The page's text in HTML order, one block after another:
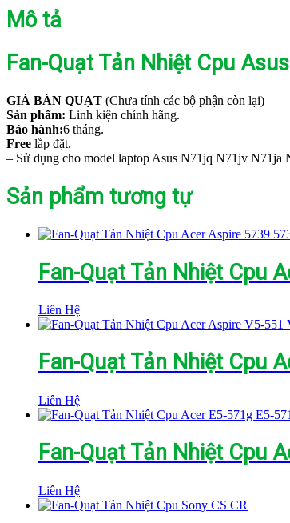
Mô tả
Fan-Quạt Tản Nhiệt Cpu
GIÁ BÁN QUẠT (Chưa tính các bộ phận còn lại)
Sản phẩm: Linh kiện chính hãng.
Bảo hành:6 tháng.
Free lắp đặt.
– Sử dụng cho model laptop Asus N71jq N71jv
Sản phẩm tương tự
Fan-Quạt Tản Nhiệt Cpu
Liên Hệ
Fan-Quạt Tản Nhiệt Cpu
Liên Hệ
Fan-Quạt Tản Nhiệt Cpu
Liên Hệ